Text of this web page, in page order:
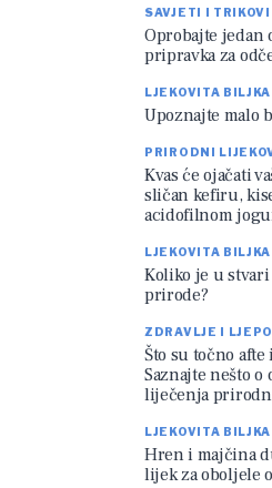
SAVJETI I TRIKOVI
Oprobajte jedan
pripravka za
LJEKOVITA BILJKA
Upoznajte malo
PRIRODNI
Kvas će ojačati
sličan kefiru,
acidofilnom
LJEKOVITA BILJKA
Koliko je u
prirode?
ZDRAVLJE I
Što su točno
Saznajte nešto
liječenja
LJEKOVITA BILJKA
Hren i majčina
lijek za oboljele